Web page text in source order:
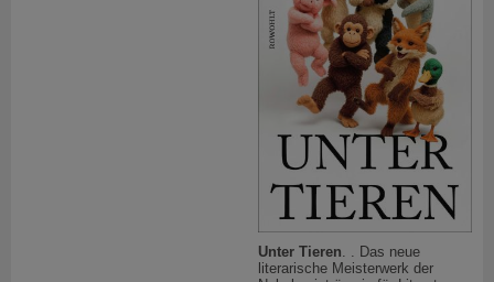
Unter Tieren . . Das neue
literarische Meisterwerk der